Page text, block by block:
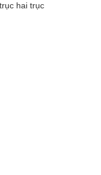
trục hai trục